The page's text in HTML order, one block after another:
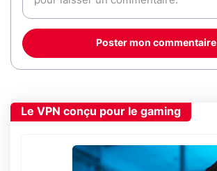
Poster mon commentaire
Le VPN conçu pour le gaming